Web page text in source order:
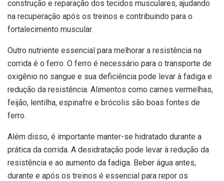
construção e reparação dos tecidos musculares, ajudando
na recuperação após os treinos e contribuindo para o
fortalecimento muscular.
Outro nutriente essencial para melhorar a resistência na
corrida é o ferro. O ferro é necessário para o transporte de
oxigênio no sangue e sua deficiência pode levar à fadiga e
redução da resistência. Alimentos como carnes vermelhas,
feijão, lentilha, espinafre e brócolis são boas fontes de
ferro.
Além disso, é importante manter-se hidratado durante a
prática da corrida. A desidratação pode levar à redução da
resistência e ao aumento da fadiga. Beber água antes,
durante e após os treinos é essencial para repor os